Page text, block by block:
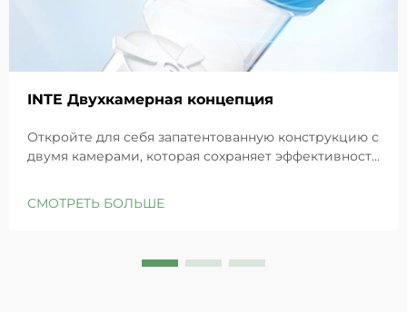
INTE Двухкамерная концепция
Откройте для себя запатентованную конструкцию с
двумя камерами, которая сохраняет эффективность
восстанавливает барьеры чувствительной кожи.
СМОТРЕТЬ БОЛЬШЕ